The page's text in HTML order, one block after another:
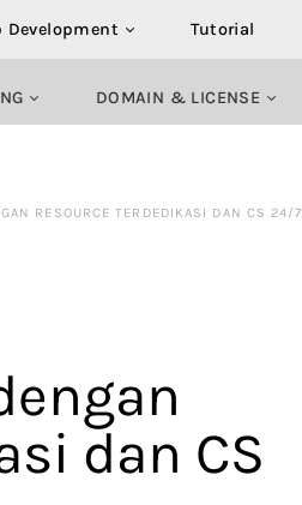
Development Tutorial
DOMAIN & LICENSE
RESOURCE TERDEDIKASI DAN CS 24/7
dan CS